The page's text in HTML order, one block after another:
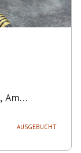
, Am
AUSGEBUCHT